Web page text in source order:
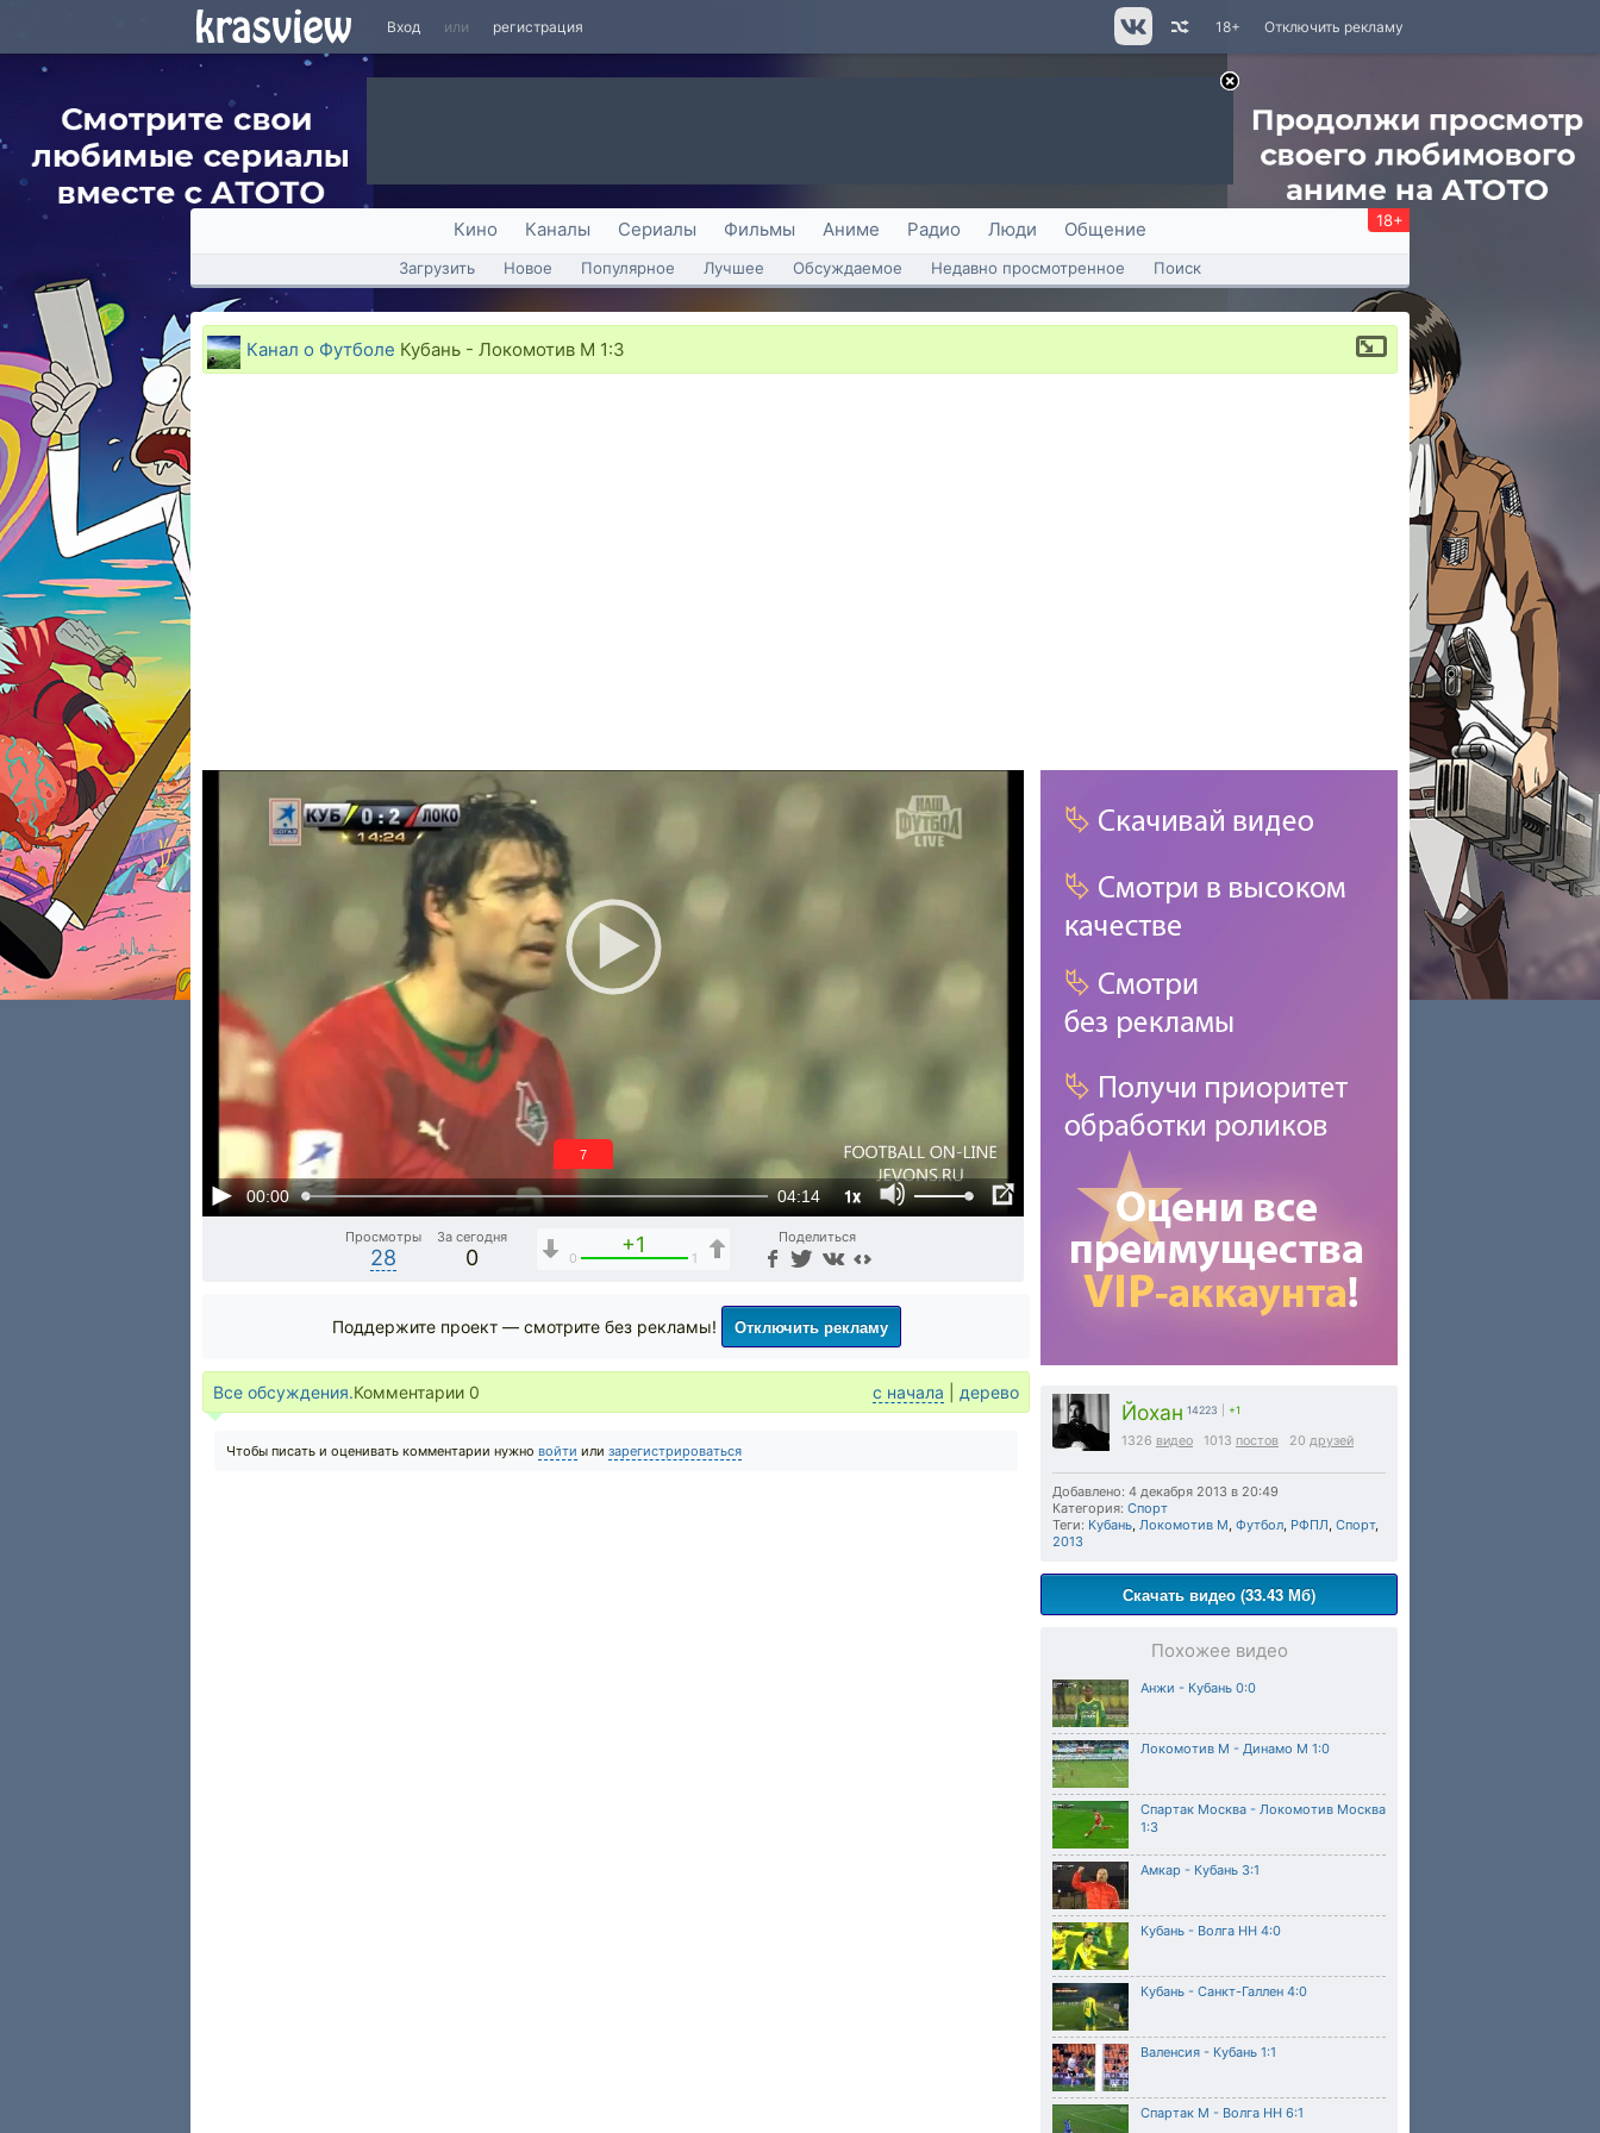
Вход или регистрация Отключить рекламу
18+
Кино Каналы Сериалы Фильмы Аниме Радио Люди Общение 18+
Загрузить Новое Популярное Лучшее Обсуждаемое Недавно просмотренное Поиск
Канал о Футболе Кубань - Локомотив М 1:3
00:00 04:14 1x
6
Просмотры
28
За сегодня
0
+1
0 1
Поделиться
Йохан 14223 +1
1326 видео 1013 постов 20 друзей
Добавлено: 4 декабря 2013 в 20:49
Категория: Спорт
Теги: Кубань, Локомотив М, Футбол, РФПЛ, Спорт,
2013
Скачать видео (33.43 Мб)
Похожее видео
Анжи - Кубань 0:0
Локомотив М - Динамо М 1:0
Спартак Москва - Локомотив Москва
1:3
Амкар - Кубань 3:1
Кубань - Волга НН 4:0
Кубань - Санкт-Галлен 4:0
Валенсия - Кубань 1:1
Спартак М - Волга НН 6:1
Поддержите проект — смотрите без рекламы! Отключить рекламу
Все обсуждения.Комментарии 0 с начала дерево
Чтобы писать и оценивать комментарии нужно войти или зарегистрироваться